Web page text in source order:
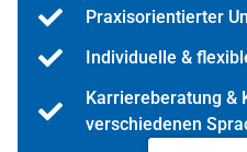
Praxisorientierter
Individuelle &
Karriereberatung &
verschiedenen